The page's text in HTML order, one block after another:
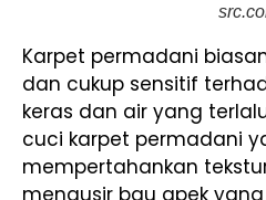
Karpet permadani
dan cukup sensitif
keras dan air yang
cuci karpet permadani
mempertahankan
mengusir bau apek